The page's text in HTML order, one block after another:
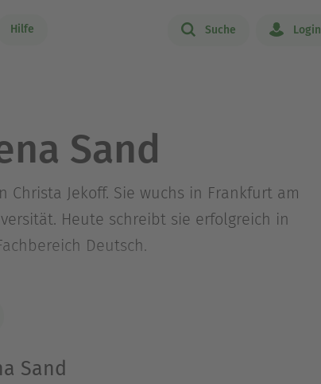
Hilfe Suche Login
Sand
Jekoff. Sie wuchs in Frankfurt am
Heute schreibt sie erfolgreich in
Deutsch.
Sand